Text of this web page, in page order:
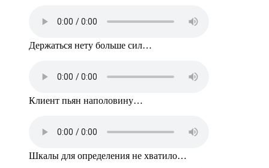
Держаться нету больше сил…
Клиент пьян наполовину…
Шкалы для определения не хватило…